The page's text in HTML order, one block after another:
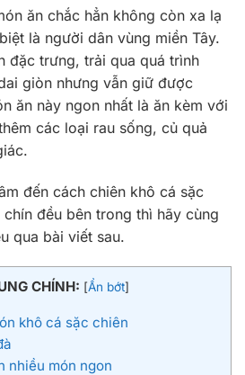
ăn chắc hẳn không còn xa lạ
là người dân vùng miền Tây.
đặc trưng, trải qua quá trình
giòn nhưng vẫn giữ được
ăn này ngon nhất là ăn kèm với
các loại rau sống, củ quả
đến cách chiên khô cá sặc
đều bên trong thì hãy cùng
qua bài viết sau.
CHÍNH: [Ẩn bớt]
khô cá sặc chiên
nhiều món ngon